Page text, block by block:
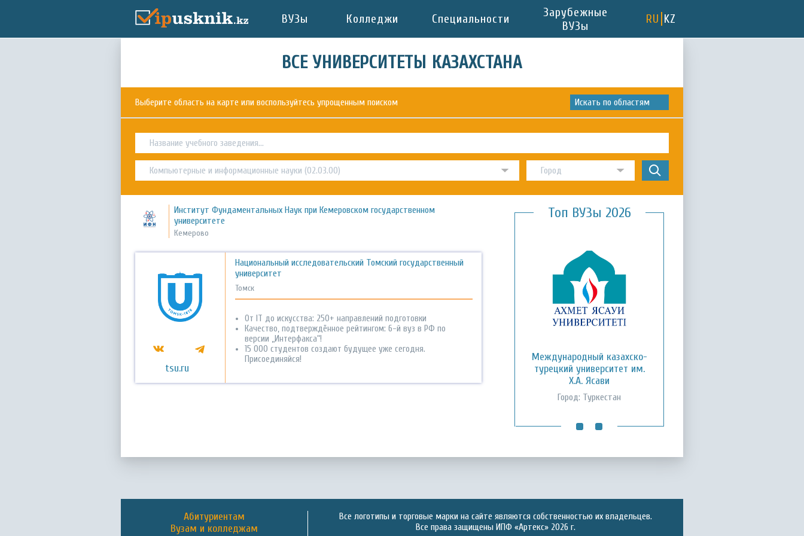
ВУЗы Колледжи Специальности
Зарубежные
ВУЗы
RU KZ
ВСЕ УНИВЕРСИТЕТЫ КАЗАХСТАНА
Выберите область на карте или воспользуйтесь упрощенным поиском Искать по областям
Институт Фундаментальных Наук при Кемеровском государственном
университете
Кемерово
tsu.ru
Национальный исследовательский Томский государственный
университет
Томск
От IT до искусства: 250+ направлений подготовки
Качество, подтверждённое рейтингом: 6-й вуз в РФ по
версии „Интерфакса“!
15 000 студентов создают будущее уже сегодня.
Присоединяйся!
Топ ВУЗы 2026
Международный казахско-
турецкий университет им.
Х.А. Ясави
Город: Туркестан
Кызылординский открытый
университет
Город: Кызылорда
Абитуриентам
Вузам и колледжам
Все логотипы и торговые марки на сайте являются собственностью их владельцев.
Все права защищены ИПФ «Артекс» 2026 г.